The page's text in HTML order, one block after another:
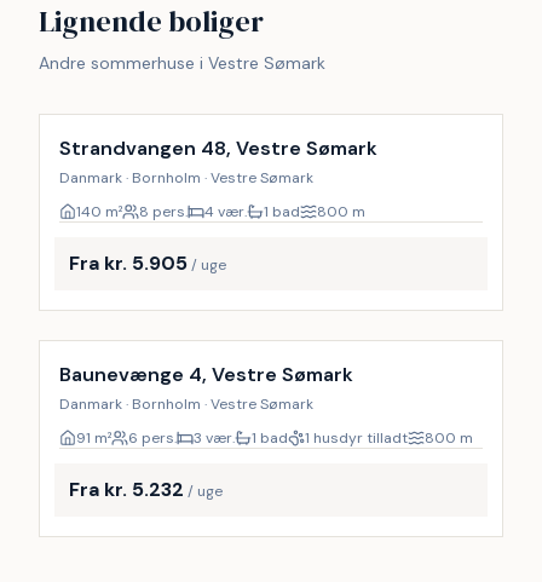
Lignende boliger
Andre sommerhuse i Vestre Sømark
Strandvangen 48, Vestre Sømark
Danmark · Bornholm · Vestre Sømark
140 m² 8 pers. 4 vær. 1 bad 800 m
Fra kr. 5.905/ uge
Inkl. rengøring
Baunevænge 4, Vestre Sømark
Danmark · Bornholm · Vestre Sømark
91 m² 6 pers. 3 vær. 1 bad 1 husdyr tilladt 800 m
Fra kr. 5.232 / uge